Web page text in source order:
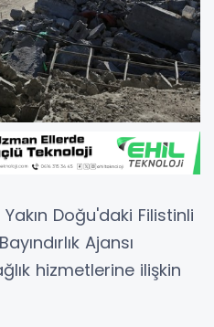
Doğu'daki Filistinli
Ajansı
hizmetlerine ilişkin